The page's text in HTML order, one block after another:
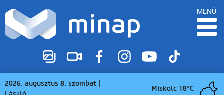
MENÜ
2026. augusztus 8. szombat |
Miskolc 18°C